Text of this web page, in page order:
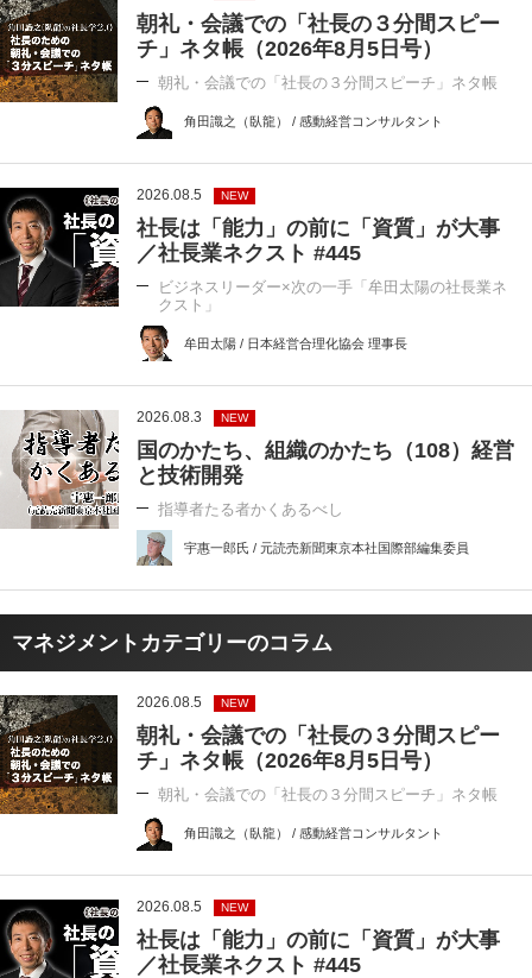
朝礼・会議での「社長の３分間スピー
チ」ネタ帳（2026年8月5日号）
朝礼・会議での「社長の３分間スピーチ」ネタ帳
角田識之（臥龍） / 感動経営コンサルタント
2026.08.5 NEW
社長は「能力」の前に「資質」が大事
／社長業ネクスト #445
ビジネスリーダー×次の一手「牟田太陽の社長業ネ
クスト」
牟田太陽 / 日本経営合理化協会 理事長
2026.08.3 NEW
国のかたち、組織のかたち（108）経営
と技術開発
指導者たる者かくあるべし
宇惠一郎氏 / 元読売新聞東京本社国際部編集委員
マネジメントカテゴリーのコラム
2026.08.5 NEW
朝礼・会議での「社長の３分間スピー
チ」ネタ帳（2026年8月5日号）
朝礼・会議での「社長の３分間スピーチ」ネタ帳
角田識之（臥龍） / 感動経営コンサルタント
2026.08.5 NEW
社長は「能力」の前に「資質」が大事
／社長業ネクスト #445